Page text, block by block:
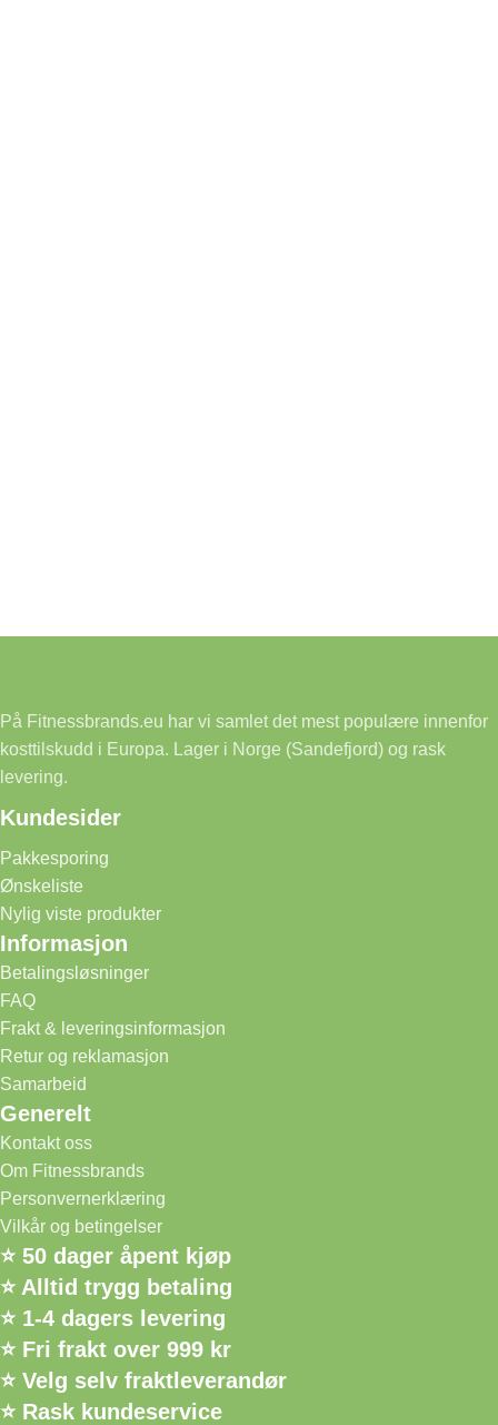
På Fitnessbrands.eu har vi samlet det mest populære innenfor
kosttilskudd i Europa. Lager i Norge (Sandefjord) og rask
levering.
Kundesider
Pakkesporing
Ønskeliste
Nylig viste produkter
Informasjon
Betalingsløsninger
FAQ
Frakt & leveringsinformasjon
Retur og reklamasjon
Samarbeid
Generelt
Kontakt oss
Om Fitnessbrands
Personvernerklæring
Vilkår og betingelser
⭐ 50 dager åpent kjøp
⭐ Alltid trygg betaling
⭐ 1-4 dagers levering
⭐ Fri frakt over 999 kr
⭐ Velg selv fraktleverandør
⭐ Rask kundeservice